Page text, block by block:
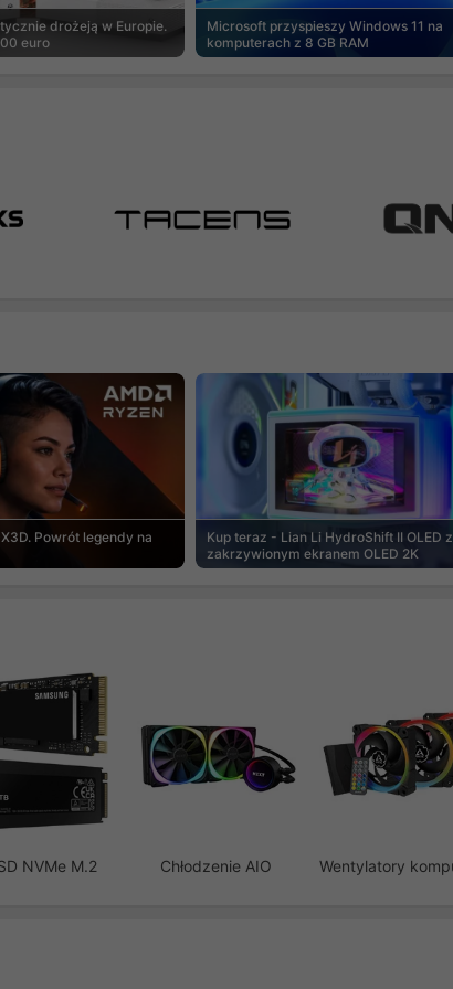
drożeją w Europie.
euro
Microsoft przyspieszy Windows 11 na
komputerach z 8 GB RAM
Powrót legendy na
Kup teraz - Lian Li HydroShift II OLED z
zakrzywionym ekranem OLED 2K
NVMe M.2 Chłodzenie AIO